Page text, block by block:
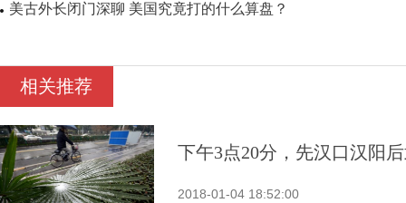
美古外长闭门深聊 美国究竟打的什么算盘？
相关推荐
下午3点20分，先汉口汉阳
2018-01-04 18:52:00